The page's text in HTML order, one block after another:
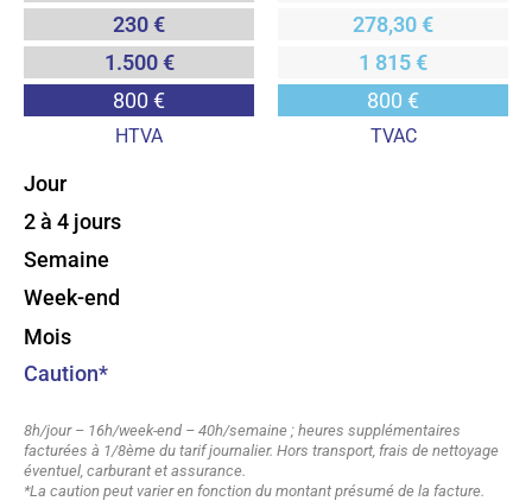
230 €
1.500 €
800 €
HTVA
278,30 €
1 815 €
800 €
TVAC
Jour
2 à 4 jours
Semaine
Week-end
Mois
Caution*
8h/jour – 16h/week-end – 40h/semaine ; heures supplémentaires
facturées à 1/8ème du tarif journalier. Hors transport, frais de nettoyage
éventuel, carburant et assurance.
*La caution peut varier en fonction du montant présumé de la facture.